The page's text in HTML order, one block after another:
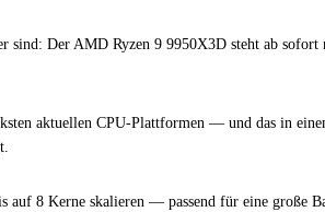
Der AMD Ryzen 9 9950X3D steht ab
aktuellen CPU-Plattformen — und das in
auf 8 Kerne skalieren — passend für eine große